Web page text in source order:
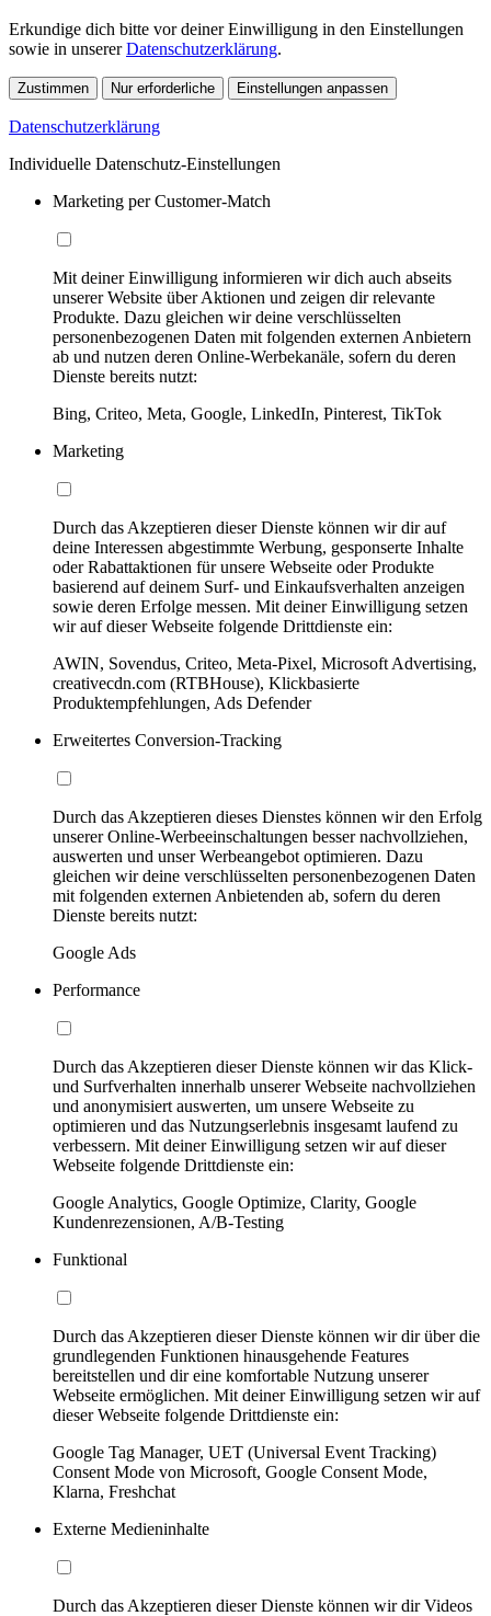
Erkundige dich bitte vor deiner Einwilligung in den Einstellungen
sowie in unsererDatenschutzerklärung.
Zustimmen Nur erforderliche Einstellungen anpassen
Datenschutzerklärung
Individuelle Datenschutz-Einstellungen
Marketing per Customer-Match
Mit deiner Einwilligung informieren wir dich auch abseits
unserer Website über Aktionen und zeigen dir relevante
Produkte. Dazu gleichen wir deine verschlüsselten
personenbezogenen Daten mit folgenden externen Anbietern
ab und nutzen deren Online-Werbekanäle, sofern du deren
Dienste bereits nutzt:
Bing, Criteo, Meta, Google, LinkedIn, Pinterest, TikTok
Marketing
Durch das Akzeptieren dieser Dienste können wir dir auf
deine Interessen abgestimmte Werbung, gesponserte Inhalte
oder Rabattaktionen für unsere Webseite oder Produkte
basierend auf deinem Surf- und Einkaufsverhalten anzeigen
sowie deren Erfolge messen. Mit deiner Einwilligung setzen
wir auf dieser Webseite folgende Drittdienste ein:
AWIN, Sovendus, Criteo, Meta-Pixel, Microsoft Advertising,
creativecdn.com (RTBHouse), Klickbasierte
Produktempfehlungen, Ads Defender
Erweitertes Conversion-Tracking
Durch das Akzeptieren dieses Dienstes können wir den Erfolg
unserer Online-Werbeeinschaltungen besser nachvollziehen,
auswerten und unser Werbeangebot optimieren. Dazu
gleichen wir deine verschlüsselten personenbezogenen Daten
mit folgenden externen Anbietenden ab, sofern du deren
Dienste bereits nutzt:
Google Ads
Performance
Durch das Akzeptieren dieser Dienste können wir das Klick-
und Surfverhalten innerhalb unserer Webseite nachvollziehen
und anonymisiert auswerten, um unsere Webseite zu
optimieren und das Nutzungserlebnis insgesamt laufend zu
verbessern. Mit deiner Einwilligung setzen wir auf dieser
Webseite folgende Drittdienste ein:
Google Analytics, Google Optimize, Clarity, Google
Kundenrezensionen, A/B-Testing
Funktional
Durch das Akzeptieren dieser Dienste können wir dir über die
grundlegenden Funktionen hinausgehende Features
bereitstellen und dir eine komfortable Nutzung unserer
Webseite ermöglichen. Mit deiner Einwilligung setzen wir auf
dieser Webseite folgende Drittdienste ein:
Google Tag Manager, UET (Universal Event Tracking)
Consent Mode von Microsoft, Google Consent Mode,
Klarna, Freshchat
Externe Medieninhalte
Durch das Akzeptieren dieser Dienste können wir dir Videos